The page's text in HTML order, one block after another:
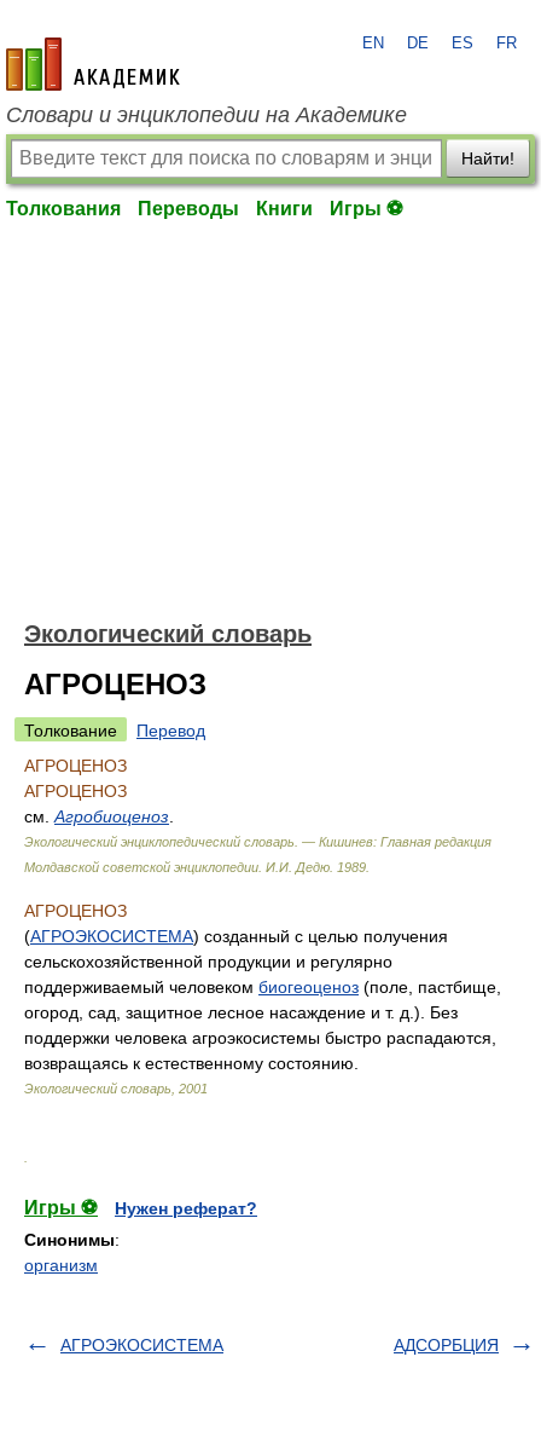
academic.ru
EN DE ES FR
Словари и энциклопедии на Академике
Найти!
Толкования Переводы Книги Игры ⚽
Экологический словарь
АГРОЦЕНОЗ
Толкование
Перевод
АГРОЦЕНОЗ
АГРОЦЕНОЗ
см. Агробиоценоз
Экологический энциклопедический словарь. — Кишинев: Главная редакция
Молдавской советской энциклопедии И.И. Дедю 1989
АГРОЦЕНОЗ
(АГРОЭКОСИСТЕМА) созданный с целью получения
сельскохозяйственной продукции и регулярно
поддерживаемый человеком биогеоценоз (поле, пастбище,
огород, сад, защитное лесное насаждение и т. д.). Без
поддержки человека агроэкосистемы быстро распадаются,
возвращаясь к естественному состоянию.
Экологический словарь 2001
Игры ⚽
Нужен реферат?
Синонимы:
организм
АГРОЭКОСИСТЕМА АДСОРБЦИЯ